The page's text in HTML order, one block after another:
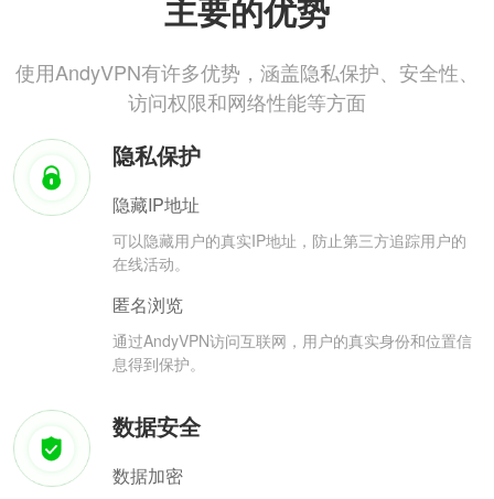
主要的优势
使用AndyVPN有许多优势，涵盖隐私保护、安全性、
访问权限和网络性能等方面
隐私保护
隐藏IP地址
可以隐藏用户的真实IP地址，防止第三方追踪用户的
在线活动。
匿名浏览
通过AndyVPN访问互联网，用户的真实身份和位置信
息得到保护。
数据安全
数据加密